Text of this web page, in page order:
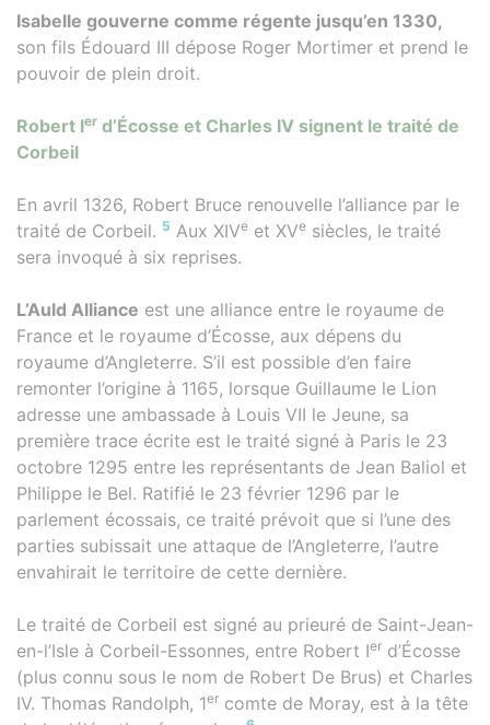
Isabelle gouverne comme régente jusqu’en 1330,
son fils Édouard III dépose Roger Mortimer et prend le
pouvoir de plein droit.
Robert Ier d’Écosse et Charles IV signent le traité de
Corbeil
En avril 1326, Robert Bruce renouvelle l’alliance par le
traité de Corbeil. 5 Aux XIVe et XVe siècles, le traité
sera invoqué à six reprises.
L’Auld Alliance est une alliance entre le royaume de
France et le royaume d’Écosse, aux dépens du
royaume d’Angleterre. S’il est possible d’en faire
remonter l’origine à 1165, lorsque Guillaume le Lion
adresse une ambassade à Louis VII le Jeune, sa
première trace écrite est le traité signé à Paris le 23
octobre 1295 entre les représentants de Jean Baliol et
Philippe le Bel. Ratifié le 23 février 1296 par le
parlement écossais, ce traité prévoit que si l’une des
parties subissait une attaque de l’Angleterre, l’autre
envahirait le territoire de cette dernière.
Le traité de Corbeil est signé au prieuré de Saint-Jean-
en-l’Isle à Corbeil-Essonnes, entre Robert Ier d’Écosse
(plus connu sous le nom de Robert De Brus) et Charles
IV. Thomas Randolph, 1er comte de Moray, est à la tête